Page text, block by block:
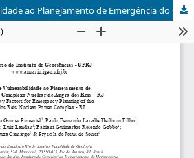
Fatores de Vulnerabilidade ao Planejamento de Emergência do Complexo Nuclear de Angra dos Reis – RJ